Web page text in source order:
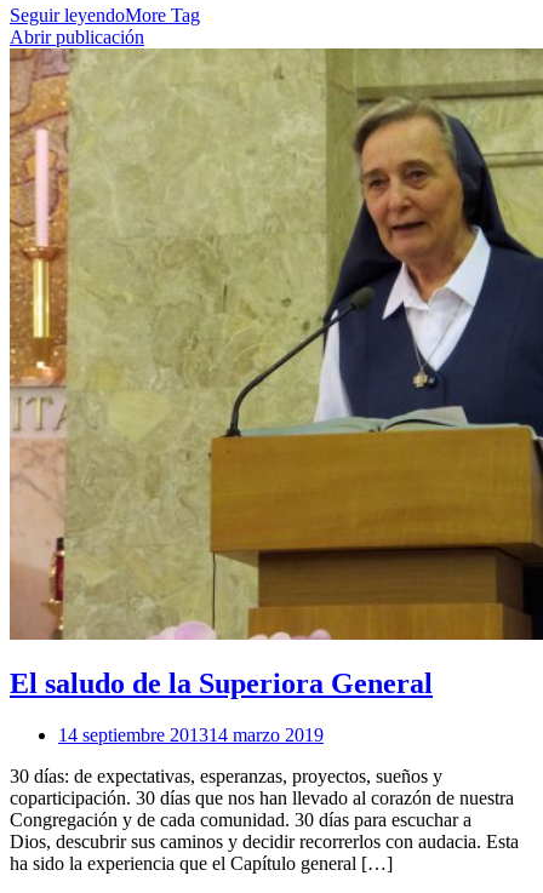
Seguir leyendoMore Tag
Abrir publicación
El saludo de la Superiora General
14 septiembre 201314 marzo 2019
30 días: de expectativas, esperanzas, proyectos, sueños y
coparticipación. 30 días que nos han llevado al corazón de nuestra
Congregación y de cada comunidad. 30 días para escuchar a
Dios, descubrir sus caminos y decidir recorrerlos con audacia. Esta
ha sido la experiencia que el Capítulo general […]